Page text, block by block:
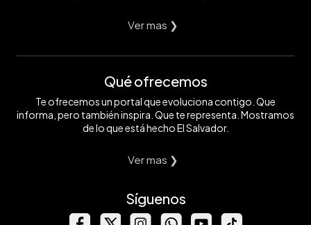
Ver mas ❯
Qué ofrecemos
Te ofrecemos un portal que evoluciona contigo. Que
informa, pero también inspira. Que te representa. Mostramos
de lo que está hecho El Salvador.
Ver mas ❯
Síguenos